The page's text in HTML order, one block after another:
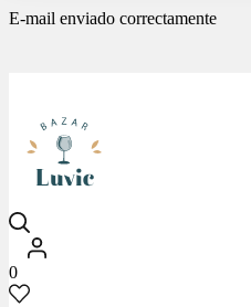
E-mail enviado correctamente
Luvic
0